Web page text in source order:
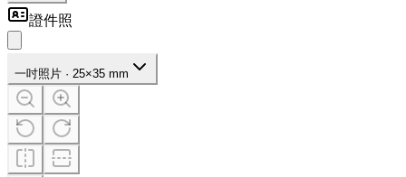
證件照
一吋照片 · 25×35 mm